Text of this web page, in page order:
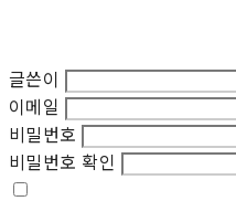
글쓴이
이메일
비밀번호
비밀번호 확인